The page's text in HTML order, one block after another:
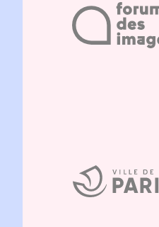
Ville
de
Paris